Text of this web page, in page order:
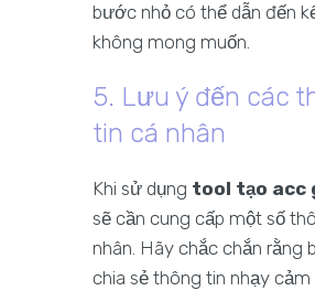
bước nhỏ có thể dẫn đến
không mong muốn.
5. Lưu ý đến các
tin cá nhân
Khi sử dụng tool tạo acc
sẽ cần cung cấp một số
nhân. Hãy chắc chắn rằng
chia sẻ thông tin nhạy cảm